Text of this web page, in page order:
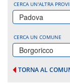
CERCA UN'ALTRA
Padova
CERCA UN COMUNE
Borgoricco
TORNA AL